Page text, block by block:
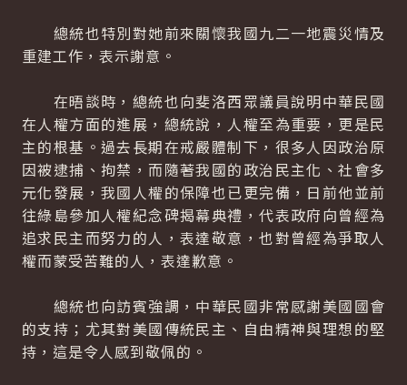
總統也特別對她前來關懷我國九二一地震災情及
重建工作，表示謝意。
在晤談時，總統也向斐洛西眾議員說明中華民國
在人權方面的進展，總統說，人權至為重要，更是民
主的根基。過去長期在戒嚴體制下，很多人因政治原
因被逮捕、拘禁，而隨著我國的政治民主化、社會多
元化發展，我國人權的保障也已更完備，日前他並前
往綠島參加人權紀念碑揭幕典禮，代表政府向曾經為
追求民主而努力的人，表達敬意，也對曾經為爭取人
權而蒙受苦難的人，表達歉意。
總統也向訪賓強調，中華民國非常感謝美國國會
的支持；尤其對美國傳統民主、自由精神與理想的堅
持，這是令人感到敬佩的。